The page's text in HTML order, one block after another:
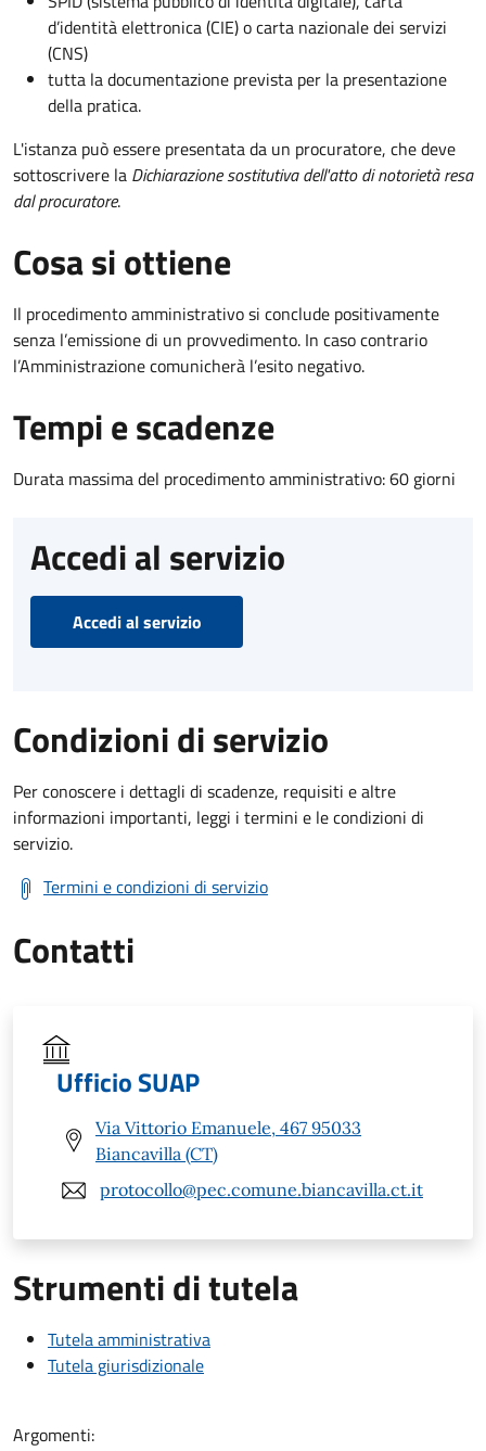
d’identità elettronica (CIE) o carta nazionale dei servizi
(CNS)
tutta la documentazione prevista per la presentazione
della pratica.
L'istanza può essere presentata da un procuratore, che deve
sottoscrivere la Dichiarazione sostitutiva dell'atto di notorietà resa
dal procuratore.
Cosa si ottiene
Il procedimento amministrativo si conclude positivamente
senza l’emissione di un provvedimento. In caso contrario
l’Amministrazione comunicherà l’esito negativo.
Tempi e scadenze
Durata massima del procedimento amministrativo: 60 giorni
Accedi al servizio
Accedi al servizio
Condizioni di servizio
Per conoscere i dettagli di scadenze, requisiti e altre
informazioni importanti, leggi i termini e le condizioni di
servizio.
Termini e condizioni di servizio
Contatti
Ufficio SUAP
Via Vittorio Emanuele, 467 95033
Biancavilla (CT)
protocollo@pec.comune.biancavilla.ct.it
Strumenti di tutela
Tutela amministrativa
Tutela giurisdizionale
Argomenti: